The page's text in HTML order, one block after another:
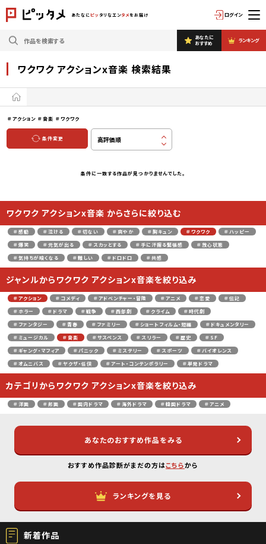
あたなに ピッ タリなエンタメをお届け ログイン
あなたに
おすすめ
ランキング
ワクワク アクションx音楽 検索結果
＃アクション ＃音楽 ＃ワクワク
条件変更
条件に一致する作品が見つかりませんでした。
ワクワク アクションx音楽 からさらに絞り込む
＃感動 ＃泣ける ＃切ない ＃爽やか ＃胸キュン ＃ワクワク
＃ハッピー
＃爆笑
＃元気が出る ＃スカッとする ＃手に汗握る緊張感
＃放心状態
＃気持ちが暗くなる
＃難しい ＃ドロドロ ＃共感
ジャンルからワクワク アクションx音楽を絞り込み
＃アクション ＃コメディ ＃アドベンチャー・冒険 ＃アニメ ＃恋愛
＃伝記
＃ホラー
＃ドラマ ＃戦争 ＃西部劇 ＃クライム
＃時代劇
＃ファンタジー
＃青春 ＃ファミリー ＃ショートフィルム・短編
＃ドキュメンタリー
＃ミュージカル
＃音楽 ＃サスペンス ＃スリラー ＃歴史
＃SF
＃ギャング・マフィア
＃パニック ＃ミステリー ＃スポーツ
＃バイオレンス
＃オムニバス
＃ヤクザ・任侠 ＃アート・コンテンポラリー ＃単発ドラマ
カテゴリからワクワク アクションx音楽を絞り込み
＃洋画 ＃邦画 ＃国内ドラマ ＃海外ドラマ ＃韓国ドラマ ＃アニメ
あなたのおすすめ作品をみる
おすすめ作品診断がまだの方はこちらから
ランキングを見る
新着作品